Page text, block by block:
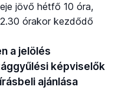
jövő hétfő 10 óra,
órakor kezdődő
a jelölés
képviselők
ajánlása